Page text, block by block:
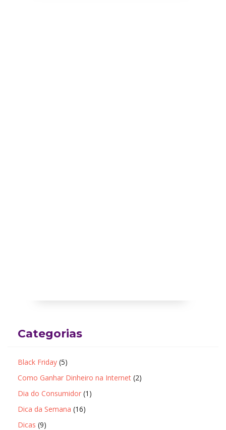
Categorias
Black Friday (5)
Como Ganhar Dinheiro na Internet (2)
Dia do Consumidor (1)
Dica da Semana (16)
Dicas (9)